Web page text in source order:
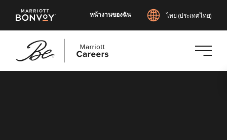
หน้างานของฉัน ไทย (ประเทศไทย)